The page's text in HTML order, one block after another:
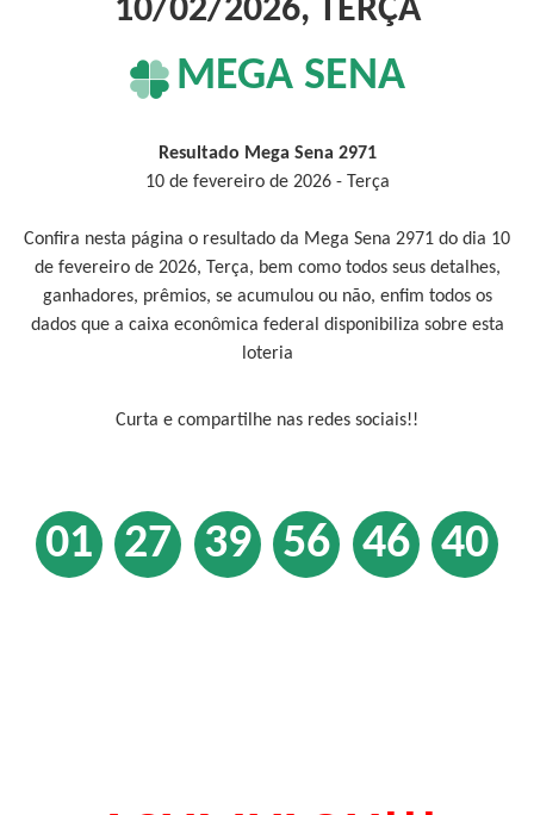
10/02/2026, TERÇA
MEGA SENA
Resultado Mega Sena 2971
10 de fevereiro de 2026 - Terça
Confira nesta página o resultado da Mega Sena 2971 do dia 10
de fevereiro de 2026, Terça, bem como todos seus detalhes,
ganhadores, prêmios, se acumulou ou não, enfim todos os
dados que a caixa econômica federal disponibiliza sobre esta
loteria
Curta e compartilhe nas redes sociais!!
01 27 39 56 46 40